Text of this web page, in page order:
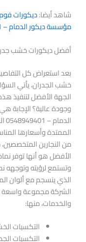
شاهد أيضا:ديكورات
مؤسسة ديكور الدمام – 0548949401
أفضل ديكورات خشب
بعد استعراض كل
خشب الجدران، يأتي
الجهة الأفضل لتنفيذ
وجودة عالية؟ الإجابة
الممتدة وأسعارها
من النجارين
الأفضل هو أنها توفر
وتستمع لرؤيته وتوجهه
الذي ينسجم مع ألوان
الشركة مجموعة واسعة
والخدمات، منها:
التكسيات
التكسيات